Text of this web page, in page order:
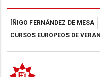
ÍÑIGO FERNÁNDEZ DE MESA
CURSOS EUROPEOS DE